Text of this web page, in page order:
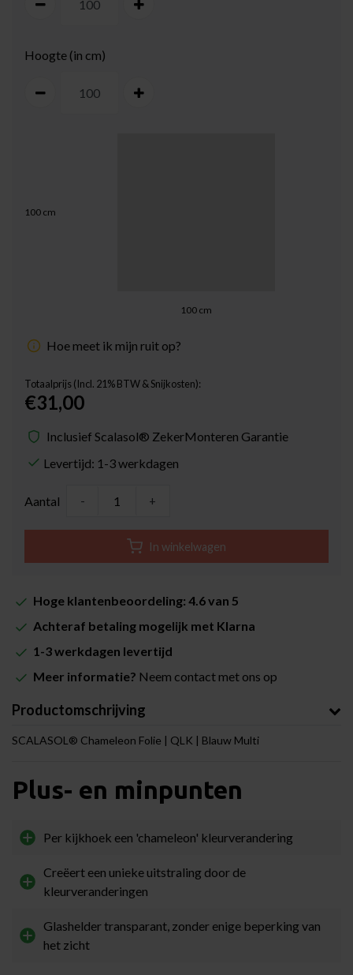
Hoogte (in cm)
100 cm
100 cm
Hoe meet ik mijn ruit op?
Totaalprijs (Incl. 21% BTW & Snijkosten):
€31,00
Inclusief Scalasol® ZekerMonteren Garantie
Levertijd: 1-3 werkdagen
Aantal - +
In winkelwagen
Hoge klantenbeoordeling: 4.6 van 5
Achteraf betaling mogelijk met Klarna
1-3 werkdagen levertijd
Meer informatie? Neem contact met ons op
Productomschrijving
SCALASOL® Chameleon Folie | QLK | Blauw Multi
Plus- en minpunten
Per kijkhoek een 'chameleon' kleurverandering
Creëert een unieke uitstraling door de
kleurveranderingen
Glashelder transparant, zonder enige beperking van
het zicht